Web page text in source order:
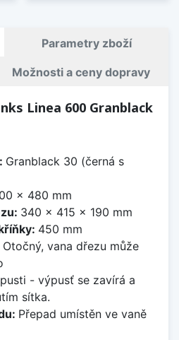
Parametry zboží
Možnosti a ceny dopravy
Linea 600 Granblack
Granblack 30 (černá s
x 480 mm
340 x 415 x 190 mm
450 mm
Otočný, vana dřezu může
- výpusť se zavírá a
sítka.
Přepad umístěn ve vaně